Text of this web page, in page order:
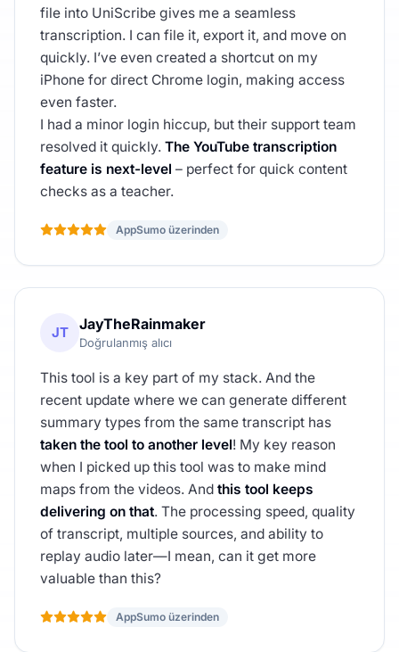
file into UniScribe gives me a seamless
transcription. I can file it, export it, and move on
quickly. I’ve even created a shortcut on my
iPhone for direct Chrome login, making access
even faster.
I had a minor login hiccup, but their support team
resolved it quickly. The YouTube transcription
feature is next-level – perfect for quick content
checks as a teacher.
AppSumo üzerinden
JT JayTheRainmaker
Doğrulanmış alıcı
This tool is a key part of my stack. And the
recent update where we can generate different
summary types from the same transcript has
taken the tool to another level! My key reason
when I picked up this tool was to make mind
maps from the videos. And this tool keeps
delivering on that. The processing speed, quality
of transcript, multiple sources, and ability to
replay audio later—I mean, can it get more
valuable than this?
AppSumo üzerinden